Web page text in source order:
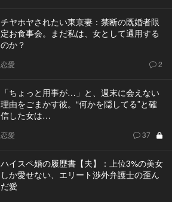
チヤホヤされたい東京妻：禁断の既婚者限
定お食事会。まだ私は、女として通用する
のか？
恋愛 2
「ちょっと用事が…」と、週末に会えない
理由をごまかす彼。“何かを隠してる”と確
信した女は…
恋愛 37
ハイスペ婚の履歴書【夫】：上位3%の美女
しか愛せない、エリート渉外弁護士の歪ん
だ愛